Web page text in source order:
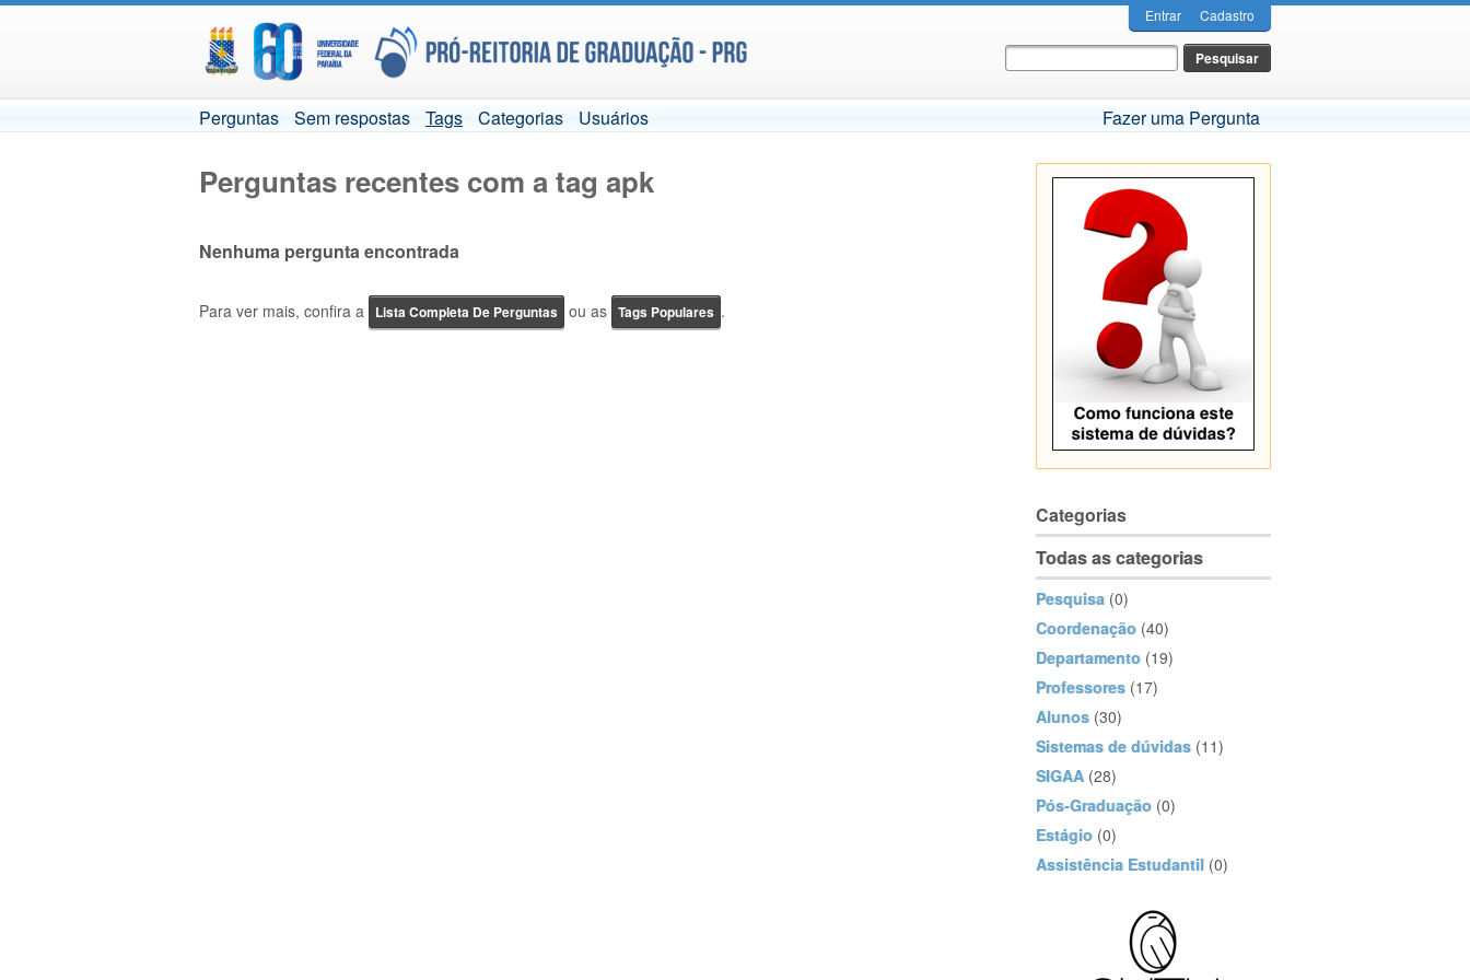
Entrar Cadastro
Perguntas Sem respostas Tags Categorias Usuários Fazer uma Pergunta
Perguntas recentes com a tag apk
Nenhuma pergunta encontrada
Para ver mais, confira a Lista Completa De Perguntas ou as Tags Populares .
Categorias
Todas as categorias
Pesquisa (0)
Coordenação (40)
Departamento (19)
Professores (17)
Alunos (30)
Sistemas de dúvidas (11)
SIGAA (28)
Pós-Graduação (0)
Estágio (0)
Assistência Estudantil (0)